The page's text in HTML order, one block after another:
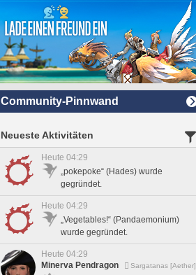
Community-Pinnwand
Neueste Aktivitäten
Heute 04:29
„pokepoke“ (Hades) wurde
gegründet.
Heute 04:29
„Vegetables!“ (Pandaemonium)
wurde gegründet.
Heute 04:29
Minerva Pendragon
Sargatanas [Aether]